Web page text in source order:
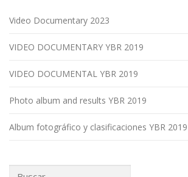
Video Documentary 2023
VIDEO DOCUMENTARY YBR 2019
VIDEO DOCUMENTAL YBR 2019
Photo album and results YBR 2019
Album fotográfico y clasificaciones YBR 2019